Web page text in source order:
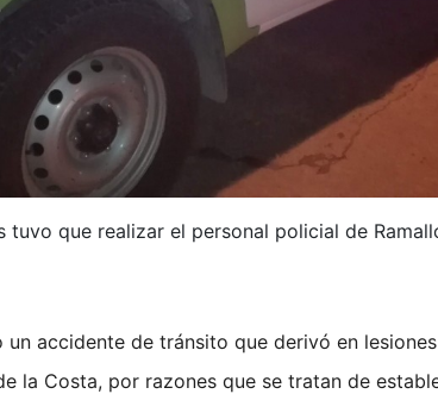
tuvo que realizar el personal policial de
un accidente de tránsito que derivó en
la Costa, por razones que se tratan de